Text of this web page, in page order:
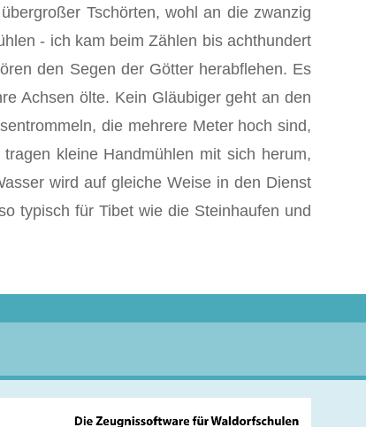
Tschörten, wohl an die zwanzig
- ich kam beim Zählen bis achthundert
den Segen der Götter herabflehen. Es
Achsen ölte. Kein Gläubiger geht an den
die mehrere Meter hoch sind,
kleine Handmühlen mit sich herum,
wird auf gleiche Weise in den Dienst
typisch für Tibet wie die Steinhaufen und